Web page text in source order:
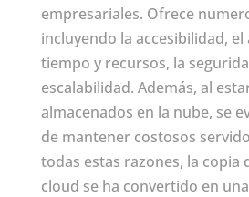
empresariales. Ofrece
incluyendo la accesibilidad,
tiempo y recursos, la
escalabilidad. Además, al
almacenados en la nube, se
de mantener costosos
todas estas razones, la copia
cloud se ha convertido en